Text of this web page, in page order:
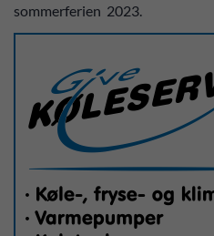
sommerferien 2023.